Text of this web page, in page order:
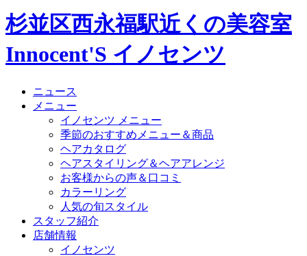
杉並区西永福駅近くの美容室
Innocent'S イノセンツ
ニュース
メニュー
イノセンツ メニュー
季節のおすすめメニュー＆商品
ヘアカタログ
ヘアスタイリング＆ヘアアレンジ
お客様からの声＆口コミ
カラーリング
人気の旬スタイル
スタッフ紹介
店舗情報
イノセンツ